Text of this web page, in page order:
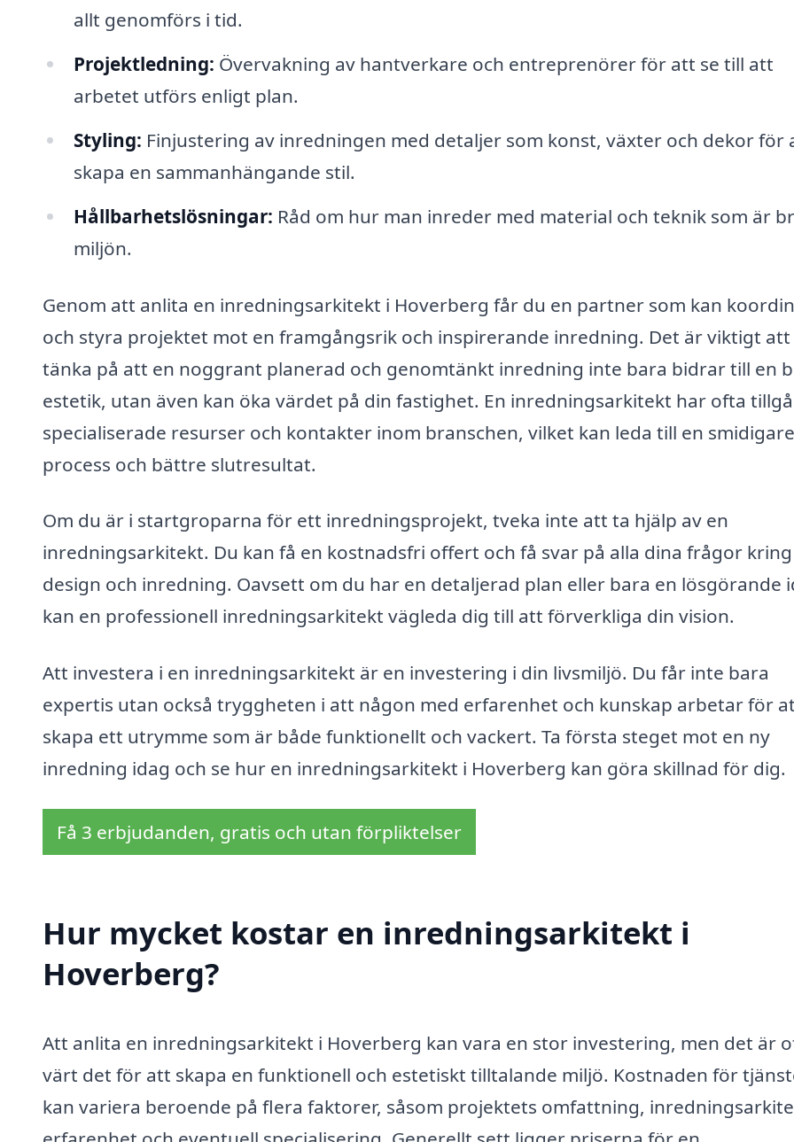
allt genomförs i tid.
Projektledning: Övervakning av hantverkare och entreprenörer för att se till att
arbetet utförs enligt plan.
Styling: Finjustering av inredningen med detaljer som konst, växter och dekor för
skapa en sammanhängande stil.
Hållbarhetslösningar: Råd om hur man inreder med material och teknik som är
miljön.
Genom att anlita en inredningsarkitekt i Hoverberg får du en partner som kan
och styra projektet mot en framgångsrik och inspirerande inredning. Det är viktigt att
tänka på att en noggrant planerad och genomtänkt inredning inte bara bidrar till en
estetik, utan även kan öka värdet på din fastighet. En inredningsarkitekt har ofta
specialiserade resurser och kontakter inom branschen, vilket kan leda till en smidigare
process och bättre slutresultat.
Om du är i startgroparna för ett inredningsprojekt, tveka inte att ta hjälp av en
inredningsarkitekt. Du kan få en kostnadsfri offert och få svar på alla dina frågor kring
design och inredning. Oavsett om du har en detaljerad plan eller bara en lösgörande
kan en professionell inredningsarkitekt vägleda dig till att förverkliga din vision.
Att investera i en inredningsarkitekt är en investering i din livsmiljö. Du får inte bara
expertis utan också tryggheten i att någon med erfarenhet och kunskap arbetar för
skapa ett utrymme som är både funktionellt och vackert. Ta första steget mot en ny
inredning idag och se hur en inredningsarkitekt i Hoverberg kan göra skillnad för dig.
Få 3 erbjudanden, gratis och utan förpliktelser
Hur mycket kostar en inredningsarkitekt i
Hoverberg?
Att anlita en inredningsarkitekt i Hoverberg kan vara en stor investering, men det är
värt det för att skapa en funktionell och estetiskt tilltalande miljö. Kostnaden för
kan variera beroende på flera faktorer, såsom projektets omfattning,